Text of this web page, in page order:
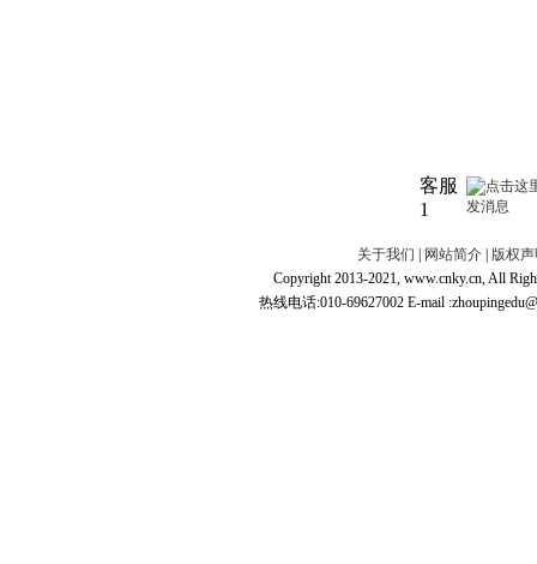
客服
1
关于我们 | 网站简介 | 版权
Copyright 2013-2021, www.cnky.cn, All
热线电话:010-69627002 E-mail